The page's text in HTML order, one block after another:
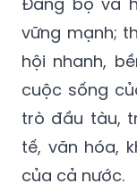
vững mạnh;
hội nhanh,
cuộc sống
trò đầu tàu,
tế, văn hóa,
của cả nước.